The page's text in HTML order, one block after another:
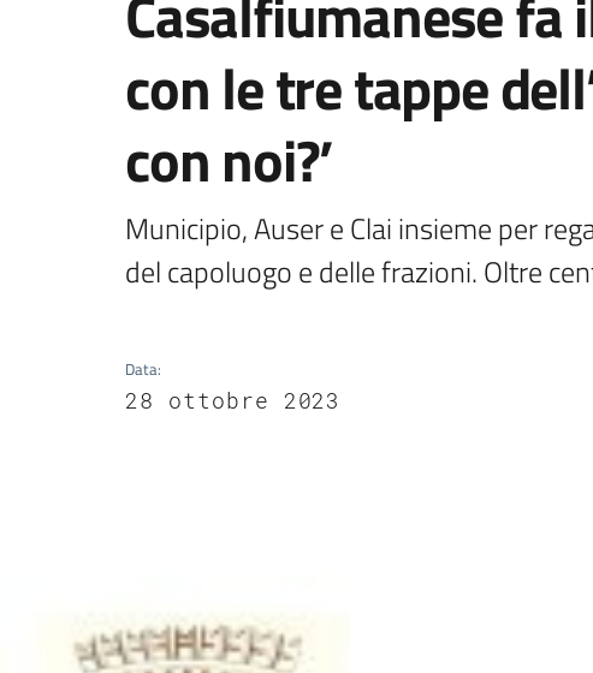
con le tre tappe
con noi?’
Municipio, Auser e Clai insieme per
del capoluogo e delle frazioni. Oltre
Data:
28 ottobre 2023